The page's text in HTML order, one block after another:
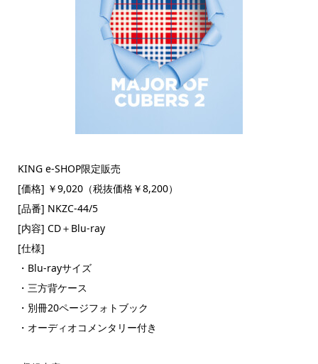
KING e-SHOP限定販売
[価格] ￥9,020（税抜価格￥8,200）
[品番] NKZC-44/5
[内容] CD＋Blu-ray
[仕様]
・Blu-rayサイズ
・三方背ケース
・別冊20ページフォトブック
・オーディオコメンタリー付き